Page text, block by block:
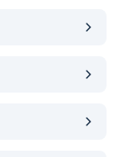
элементарным.
визуальная
Экономическая